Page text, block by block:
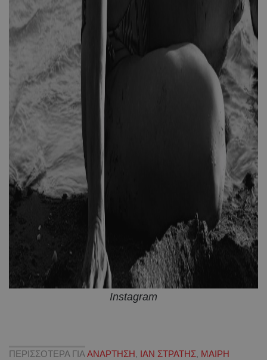
Instagram
ΠΕΡΙΣΣΟΤΕΡΑ ΓΙΑ ΑΝΑΡΤΗΣΗ, ΙΑΝ ΣΤΡΑΤΗΣ, ΜΑΙΡΗ